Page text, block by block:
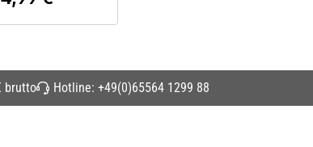
brutto Hotline:+49(0)65564 1299 88